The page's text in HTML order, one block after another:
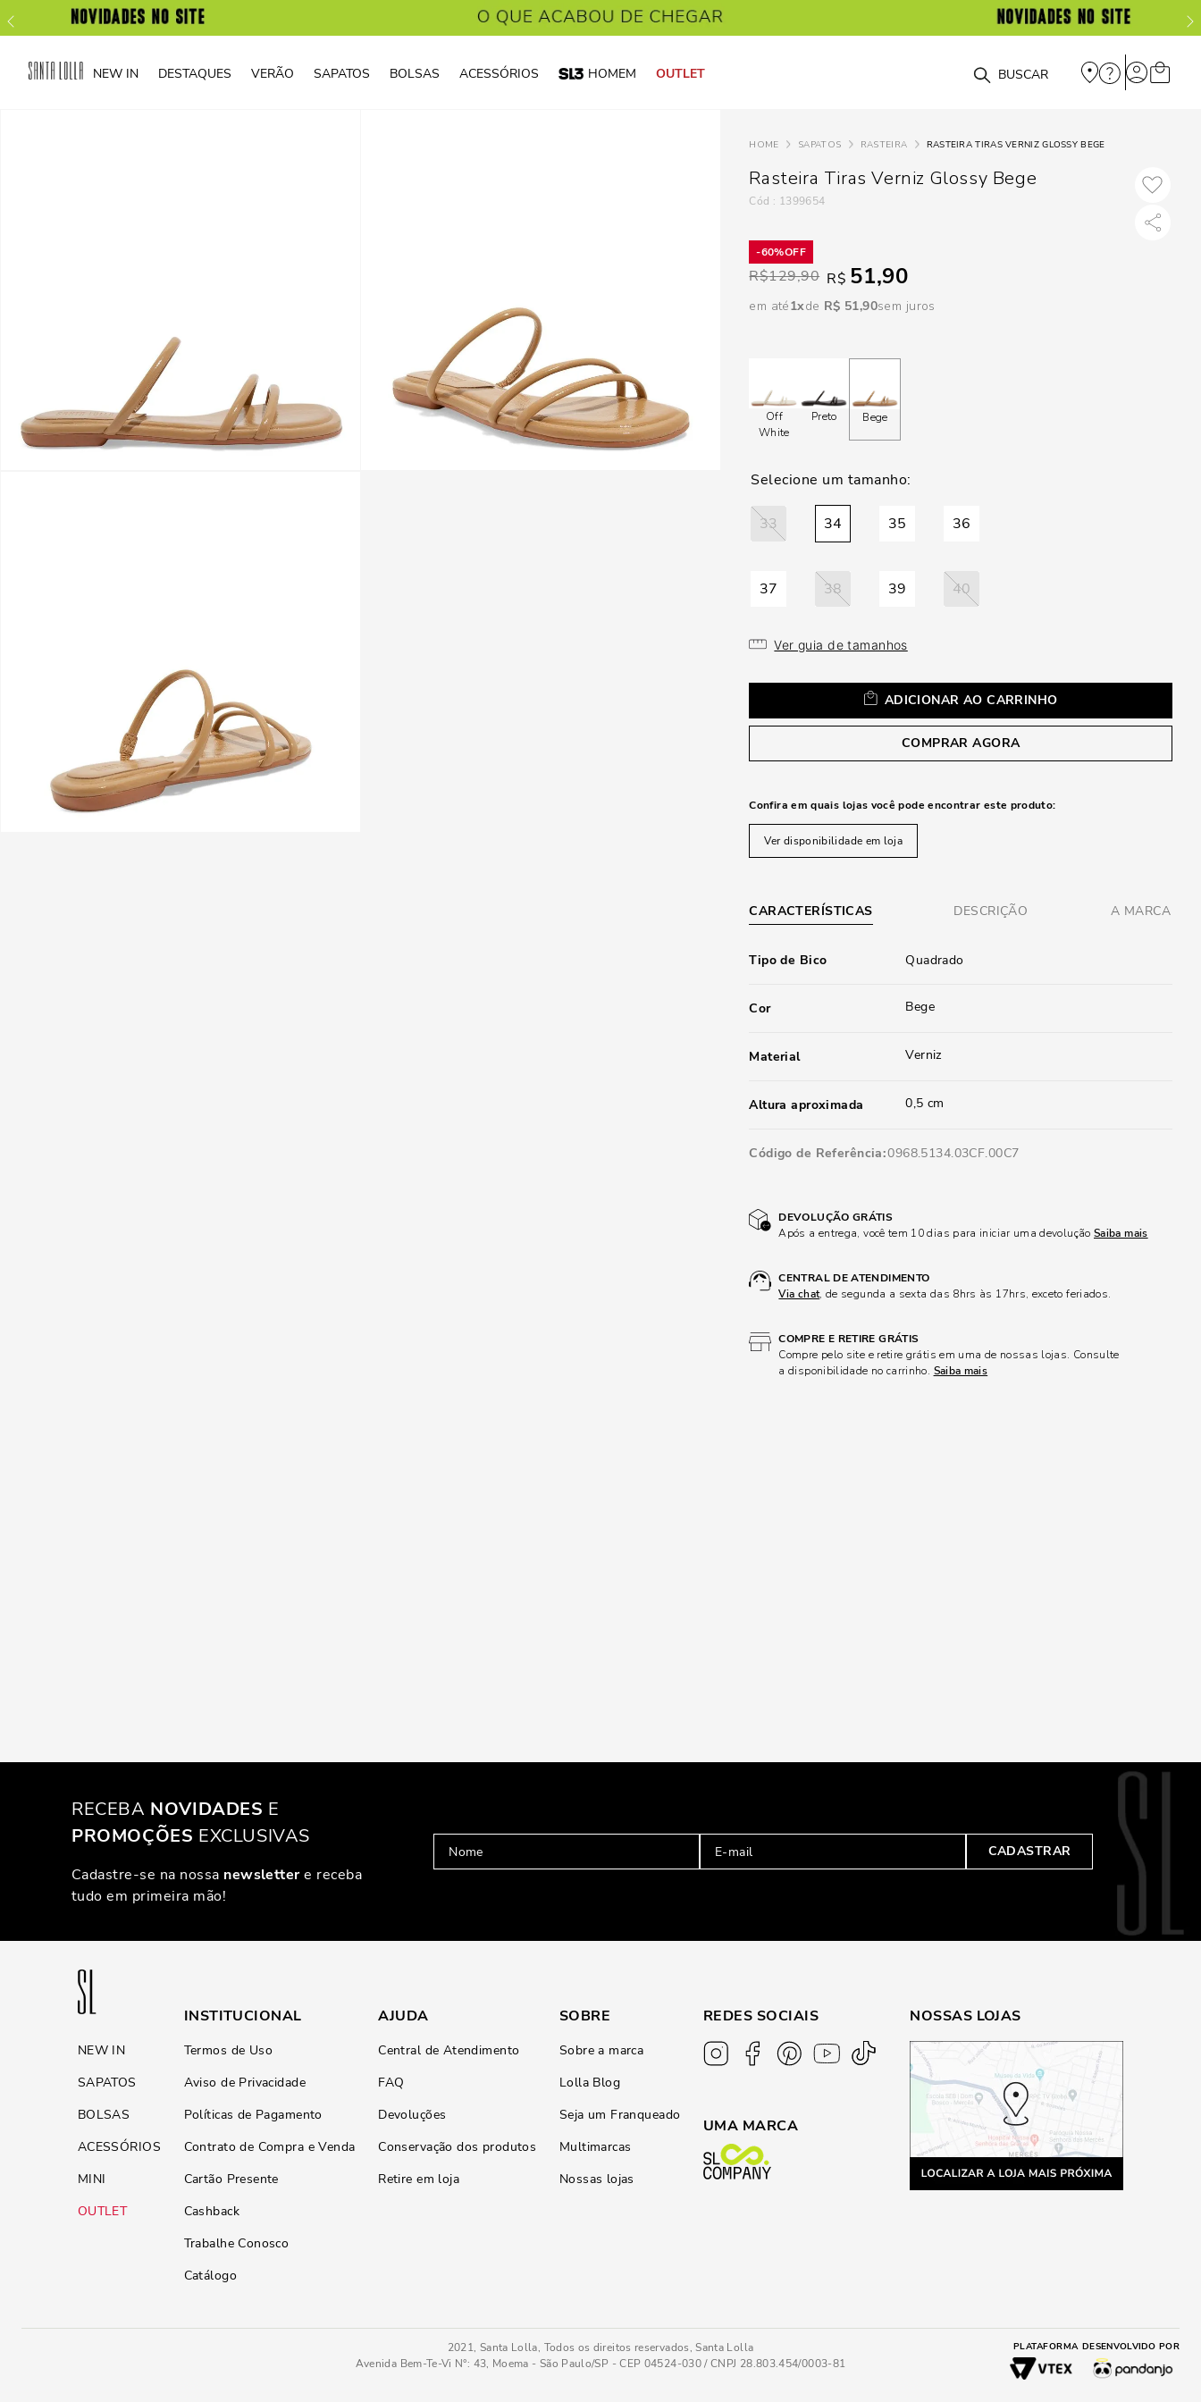
NEW IN DESTAQUES VERÃO SAPATOS BOLSAS ACESSÓRIOS HOMEM OUTLET O que você está procurando?
SAPATOS RASTEIRA RASTEIRA TIRAS VERNIZ GLOSSY BEGE
Rasteira Tiras Verniz Glossy Bege
: 1399654
60%
R$129,90 R$ 51,90
em até1 R$ 51,90sem juros
Off
White
Preto Bege
33 34 35 36
37 38 39 40
Ver guia de tamanhos
ADICIONAR AO CARRINHO
COMPRAR AGORA
Confira em quais lojas você pode encontrar este produto:
Ver disponibilidade em loja
CARACTERÍSTICAS DESCRIÇÃO A MARCA
Tipo de Bico Quadrado
Cor Bege
Material Verniz
Altura aproximada 0,5 cm
Código de Referência 0968.5134.03CF.00C7
DEVOLUÇÃO GRÁTIS
Após a entrega, você tem 10 dias para iniciar uma devolução Saiba mais
CENTRAL DE ATENDIMENTO
Via chat, de segunda a sexta das 8hrs às 17hrs, exceto feriados.
COMPRE E RETIRE GRÁTIS
Compre pelo site e retire grátis em uma de nossas lojas. Consulte
a disponibilidade no carrinho. Saiba mais
RECEBA NOVIDADES E
PROMOÇÕES EXCLUSIVAS
Cadastre-se na nossa newslettere receba
tudo em primeira mão!
CADASTRAR
NEW IN
SAPATOS
BOLSAS
ACESSÓRIOS
MINI
OUTLET
INSTITUCIONAL
Termos de Uso
Aviso de Privacidade
Políticas de Pagamento
Contrato de Compra e Venda
Cartão Presente
Cashback
Trabalhe Conosco
Catálogo
AJUDA
Central de Atendimento
FAQ
Devoluções
Conservação dos produtos
Retire em loja
SOBRE
Sobre a marca
Lolla Blog
Seja um Franqueado
Multimarcas
Nossas lojas
REDES SOCIAIS
UMA MARCA
NOSSAS LOJAS
2021, Santa Lolla, Todos os direitos reservados, Santa Lolla
Avenida Bem-Te-Vi N°: 43, Moema - São Paulo/SP - CEP 04524-030 / CNPJ 28.803.454/0003-81
PLATAFORMA DESENVOLVIDO POR